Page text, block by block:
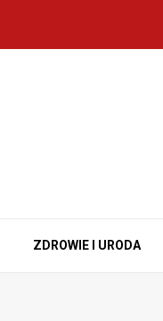
ZDROWIE I URODA